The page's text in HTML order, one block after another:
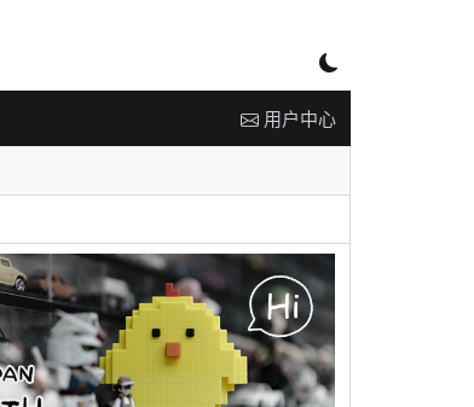
用户中心